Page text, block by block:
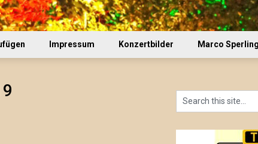
Impressum Konzertbilder Marco Sperling